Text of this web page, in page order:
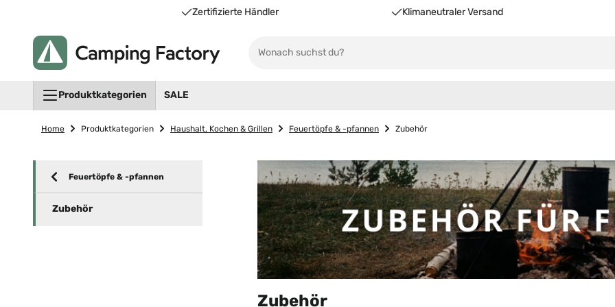
Unsere Vorteile für Sie
Zertifizierte Händler Klimaneutraler Versand
Produktkategorien SALE
Home Produktkategorien Haushalt, Kochen & Grillen Feuertöpfe & -pfannen Zubehör
Feuertöpfe & -pfannen
Zubehör
Zubehör